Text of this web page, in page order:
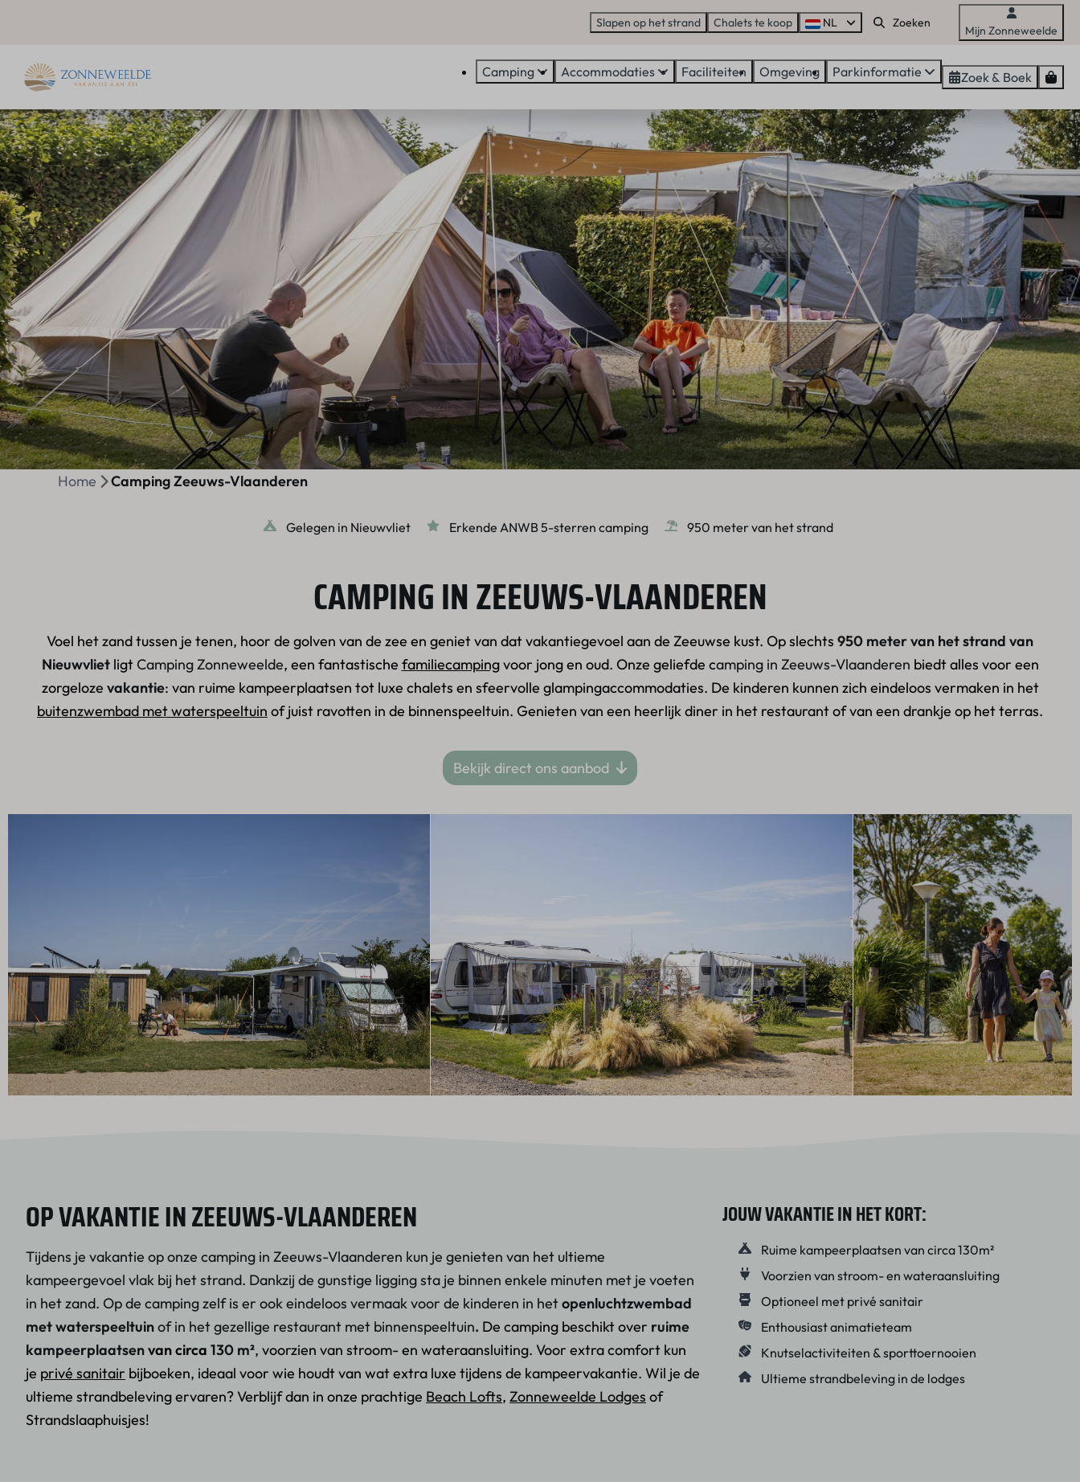
Slapen op het strand Chalets te koop NL
Mijn Zonneweelde
Camping Accommodaties Faciliteiten Omgeving Parkinformatie Zoek & Boek
Home Camping Zeeuws-Vlaanderen
Gelegen in Nieuwvliet Erkende ANWB 5-sterren camping 950 meter van het strand
CAMPING IN ZEEUWS-VLAANDEREN
Voel het zand tussen je tenen, hoor de golven van de zee en geniet van dat vakantiegevoel aan de Zeeuwse kust. Op slechts 950 meter van het strand van
Nieuwvlietligt Camping Zonneweelde, een fantastische familiecampingvoor jong en oud. Onze geliefde camping in Zeeuws-Vlaanderen biedt alles voor een
zorgeloze vakantie: van ruime kampeerplaatsen tot luxe chalets en sfeervolle glampingaccommodaties. De kinderen kunnen zich eindeloos vermaken in het
buitenzwembad met waterspeeltuin of juist ravotten in de binnenspeeltuin. Genieten van een heerlijk diner in het restaurant of van een drankje op het terras.
Bekijk direct ons aanbod
OP VAKANTIE IN ZEEUWS-VLAANDEREN
Tijdens je vakantie op onze camping in Zeeuws-Vlaanderen kun je genieten van het ultieme
kampeergevoel vlak bij het strand. Dankzij de gunstige ligging sta je binnen enkele minuten met je voeten
in het zand. Op de camping zelf is er ook eindeloos vermaak voor de kinderen in hetopenluchtzwembad
met waterspeeltuinof in het gezellige restaurant met binnenspeeltuin. De camping beschikt over ruime
kampeerplaatsenvan circa130 m², voorzien van stroom- en wateraansluiting. Voor extra comfort kun
je privé sanitair bijboeken, ideaal voor wie houdt van wat extra luxe tijdens de kampeervakantie. Wil je de
ultieme strandbeleving ervaren? Verblijf dan in onze prachtige Beach Lofts,Zonneweelde Lodges of
Strandslaaphuisjes!
JOUW VAKANTIE IN HET KORT:
Ruime kampeerplaatsen van circa 130m²
Voorzien van stroom- en wateraansluiting
Optioneel met privé sanitair
Enthousiast animatieteam
Knutselactiviteiten & sporttoernooien
Ultieme strandbeleving in de lodges